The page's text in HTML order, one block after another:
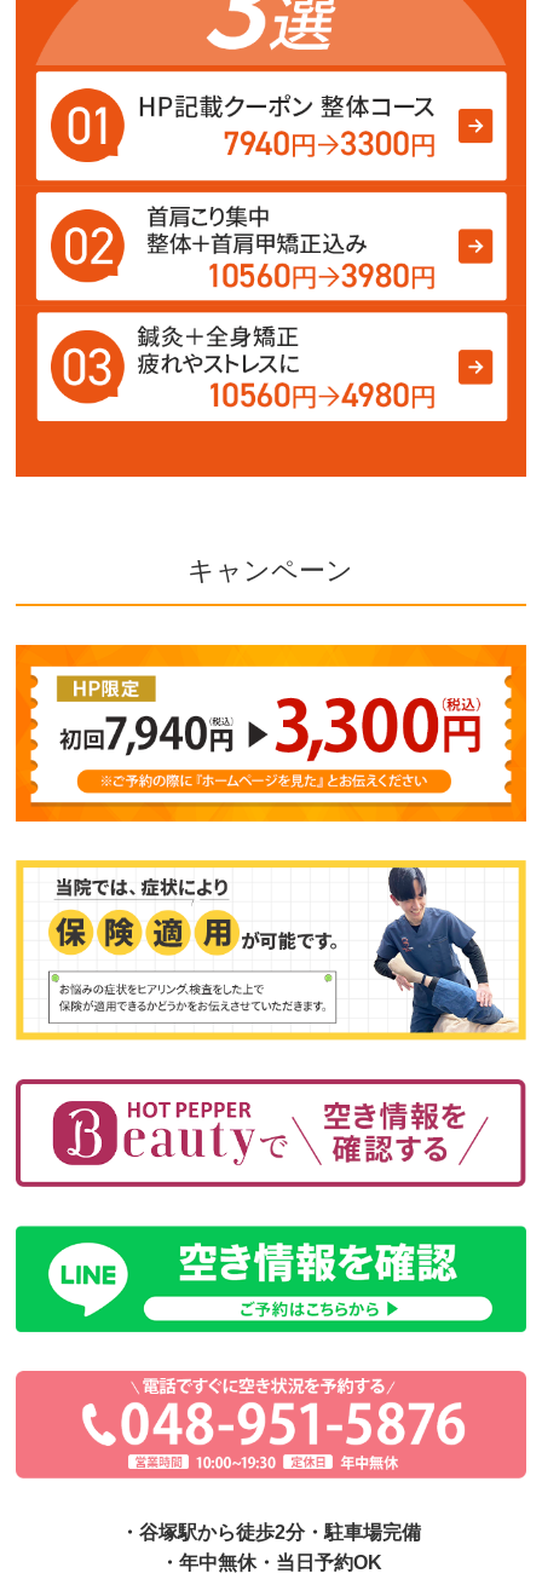
キャンペーン
・谷塚駅から徒歩2分・駐車場完備
・年中無休・当日予約OK